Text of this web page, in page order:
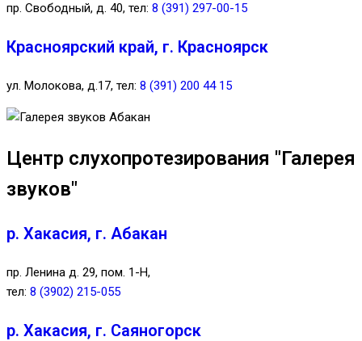
пр. Свободный, д. 40, тел: 8 (391) 297-00-15
Красноярский край, г. Красноярск
ул. Молокова, д.17, тел: 8 (391) 200 44 15
Центр слухопротезирования "Галерея
звуков"
р. Хакасия, г. Абакан
пр. Ленина д. 29, пом. 1-Н,
тел: 8 (3902) 215-055
р. Хакасия, г. Саяногорск